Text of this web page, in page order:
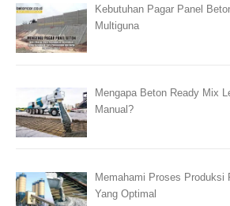
Kebutuhan Pagar Panel
Multiguna
Mengapa Beton Ready Mix
Manual?
Memahami Proses Produksi
Yang Optimal